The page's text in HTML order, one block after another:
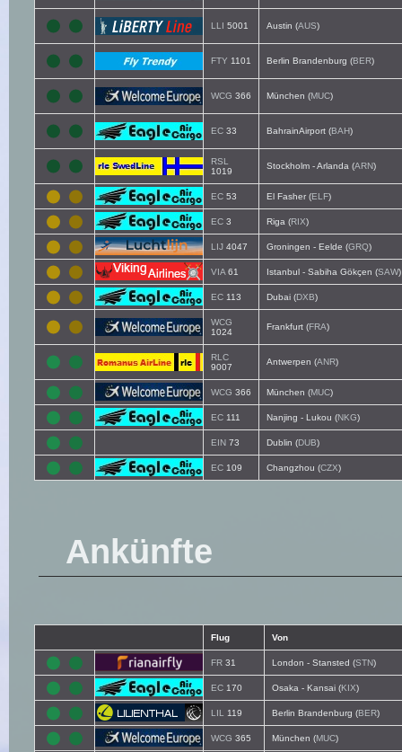
LLI 5001 Austin (AUS)
FTY 1101 Berlin Brandenburg (BER)
WCG 366 München (MUC)
EC 33 BahrainAirport (BAH)
RSL
1019
Stockholm - Arlanda (ARN)
EC 53 El Fasher (ELF)
EC 3 Riga (RIX)
LIJ 4047 Groningen - Eelde (GRQ)
VIA 61 Istanbul - Sabiha Gökçen (SAW)
EC 113 Dubai (DXB)
WCG
1024
Frankfurt (FRA)
RLC
9007
Antwerpen (ANR)
WCG 366 München (MUC)
EC 111 Nanjing - Lukou (NKG)
EIN 73 Dublin (DUB)
EC 109 Changzhou (CZX)
Ankünfte
Flug Von
FR 31 London - Stansted (STN)
EC 170 Osaka - Kansai (KIX)
LIL 119 Berlin Brandenburg (BER)
WCG 365 München (MUC)